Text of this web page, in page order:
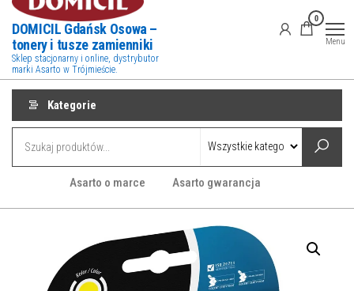
DOMICIL Gdańsk Osowa –
tonery i tusze zamienniki
Sklep stacjonarny i online, dystrybutor
marki Asarto w Trójmieście.
0
Menu
Kategorie
Asarto o marce Asarto gwarancja